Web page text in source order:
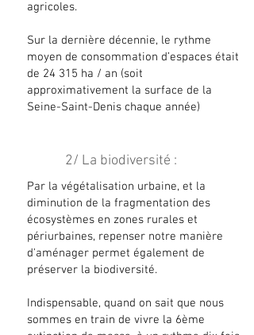
agricoles.
Sur la dernière décennie, le rythme
moyen de consommation d’espaces était
de 24 315 ha / an (soit
approximativement la surface de la
Seine-Saint-Denis chaque année)
2/ La biodiversité :
Par la végétalisation urbaine, et la
diminution de la fragmentation des
écosystèmes en zones rurales et
périurbaines, repenser notre manière
d'aménager permet également de
préserver la biodiversité.
Indispensable, quand on sait que nous
sommes en train de vivre la 6ème